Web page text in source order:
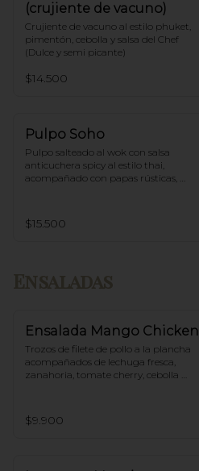
(crujiente de vacuno)
Crujiente de vacuno al estilo phuket,
pimentón, cebolla y salsa del Chef
(Dulce y semi picante)
$14.500
Pulpo Soho
Pulpo salteado al wok con salsa
anticuchera spicy al estilo thai,
acompañado con papas rústicas,
$15.500
Ensaladas
Ensalada Mango Chicken
Trozos de filete de pollo a la plancha
acompañados de lechuga fresca,
zanahoria, tomate cherry, cebolla
$9.900